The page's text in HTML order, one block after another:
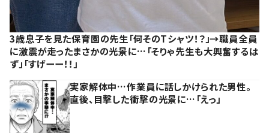
3歳息子を見た保育園の先生「何そのTシャツ！？」→職員全員
に激震が走ったまさかの光景に…「そりゃ先生も大興奮するは
ず」「すげーー！！」
実家解体中…作業員に話しかけられた男性。
直後、目撃した衝撃の光景に…「えっ」